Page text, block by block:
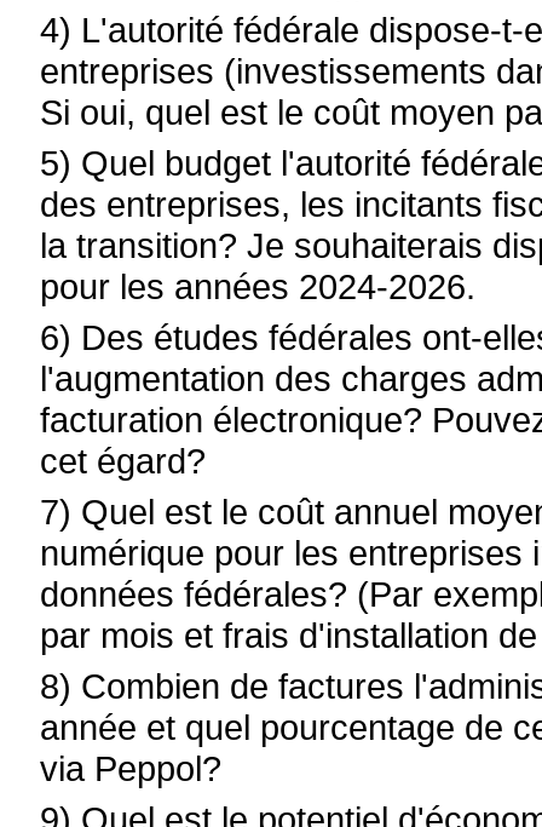
4) L'autorité fédérale dispose-
entreprises (investissements
Si oui, quel est le coût moyen
5) Quel budget l'autorité
des entreprises, les incitants
la transition? Je souhaiterais
pour les années 2024-2026.
6) Des études fédérales ont-
l'augmentation des charges
facturation électronique?
cet égard?
7) Quel est le coût annuel
numérique pour les entreprises
données fédérales? (Par
par mois et frais d'installation
8) Combien de factures
année et quel pourcentage de
via Peppol?